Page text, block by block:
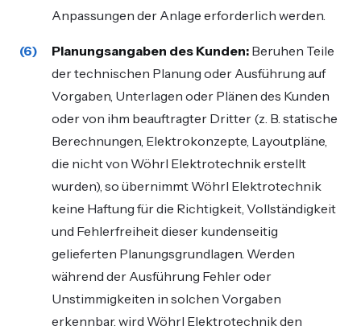
Anpassungen der Anlage erforderlich werden.
Planungsangaben des Kunden: Beruhen Teile
der technischen Planung oder Ausführung auf
Vorgaben, Unterlagen oder Plänen des Kunden
oder von ihm beauftragter Dritter (z. B. statische
Berechnungen, Elektrokonzepte, Layoutpläne,
die nicht von Wöhrl Elektrotechnik erstellt
wurden), so übernimmt Wöhrl Elektrotechnik
keine Haftung für die Richtigkeit, Vollständigkeit
und Fehlerfreiheit dieser kundenseitig
gelieferten Planungsgrundlagen. Werden
während der Ausführung Fehler oder
Unstimmigkeiten in solchen Vorgaben
erkennbar, wird Wöhrl Elektrotechnik den